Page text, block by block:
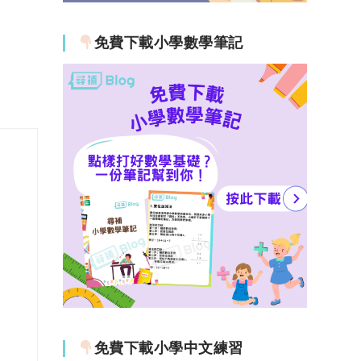
免費下載小學數學筆記
免費下載小學中文練習